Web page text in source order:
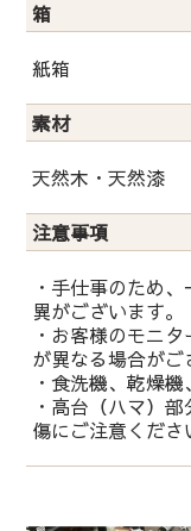
箱
紙箱
素材
天然木・天然漆
注意事項
・手仕事のため
異がございます。
・お客様のモニ
が異なる場合がご
・食洗機、乾燥
・高台（ハマ）
傷にご注意くださ